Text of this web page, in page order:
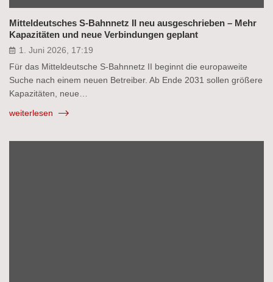
Mitteldeutsches S-Bahnnetz II neu ausgeschrieben – Mehr
Kapazitäten und neue Verbindungen geplant
1. Juni 2026, 17:19
Für das Mitteldeutsche S-Bahnnetz II beginnt die europaweite
Suche nach einem neuen Betreiber. Ab Ende 2031 sollen größere
Kapazitäten, neue…
weiterlesen